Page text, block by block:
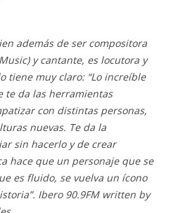
además de ser compositora
y cantante, es locutora y
tiene muy claro: “Lo increíble
te da las herramientas
con distintas personas,
nuevas. Te da la
sin hacerlo y de crear
hace que un personaje que se
es fluido, se vuelva un ícono
Ibero 90.9FM written by